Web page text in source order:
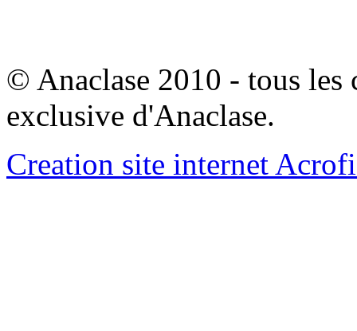
© Anaclase 2010 - tous les
exclusive d'Anaclase.
Creation site internet